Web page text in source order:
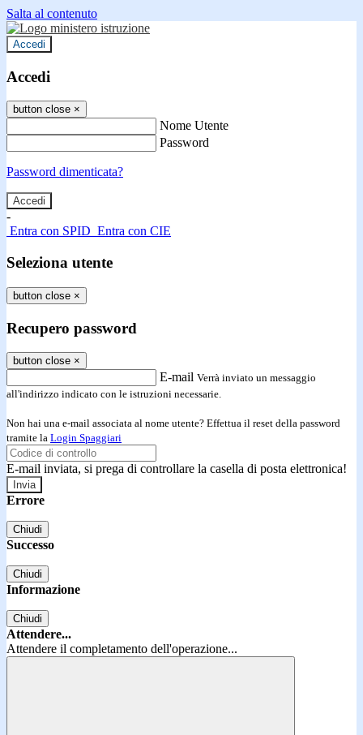
Salta al contenuto
Accedi
Accedi
button close ×
Nome Utente
Password
Password dimenticata?
-
Entra con SPID Entra con CIE
Seleziona utente
button close ×
Recupero password
button close ×
E-mail Verrà inviato un messaggio
all'indirizzo indicato con le istruzioni necessarie.
Non hai una e-mail associata al nome utente? Effettua il reset della password
tramite la Login Spaggiari
E-mail inviata, si prega di controllare la casella di posta elettronica!
Errore
Chiudi
Successo
Chiudi
Informazione
Chiudi
Attendere...
Attendere il completamento dell'operazione...